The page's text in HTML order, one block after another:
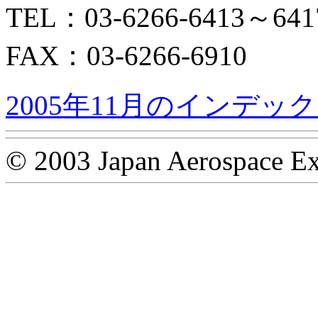
TEL：03-6266-6413～
FAX：03-6266-6910
2005年11月のインデッ
© 2003 Japan Aerospace